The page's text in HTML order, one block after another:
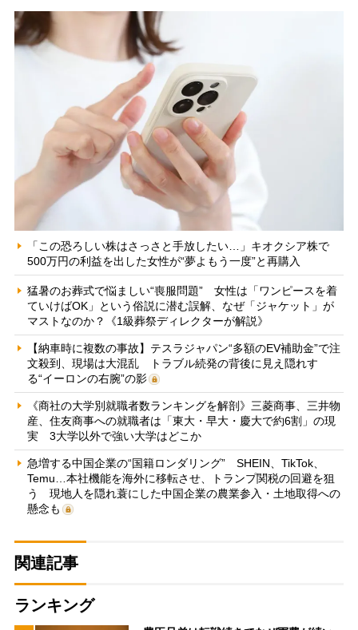
「この恐ろしい株はさっさと手放したい…」キオクシア株で
500万円の利益を出した女性が“夢よもう一度”と再購入
猛暑のお葬式で悩ましい“喪服問題” 女性は「ワンピースを着
ていけばOK」という俗説に潜む誤解、なぜ「ジャケット」が
マストなのか？《1級葬祭ディレクターが解説》
【納車時に複数の事故】テスラジャパン“多額のEV補助金”で注
文殺到、現場は大混乱 トラブル続発の背後に見え隠れす
る“イーロンの右腕”の影
《商社の大学別就職者数ランキングを解剖》三菱商事、三井物
産、住友商事への就職者は「東大・早大・慶大で約6割」の現
実 3大学以外で強い大学はどこか
急増する中国企業の“国籍ロンダリング” SHEIN、TikTok、
Temu…本社機能を海外に移転させ、トランプ関税の回避を狙
う 現地人を隠れ蓑にした中国企業の農業参入・土地取得への
懸念も
関連記事
ランキング